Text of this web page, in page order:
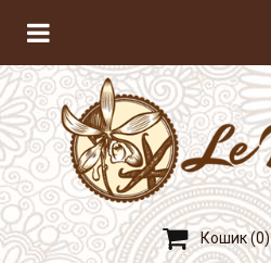
Кошик (0)